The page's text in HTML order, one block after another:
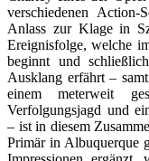
verschiedenen
Anlass zur Klage in
Ereignisfolge, welche
beginnt und
Ausklang erfährt –
einem meterweit
Verfolgungsjagd und
– ist in diesem
Primär in Albuquerque